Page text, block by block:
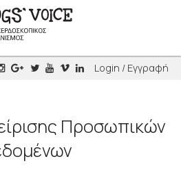
Login / Εγγραφή
Προσωπικών